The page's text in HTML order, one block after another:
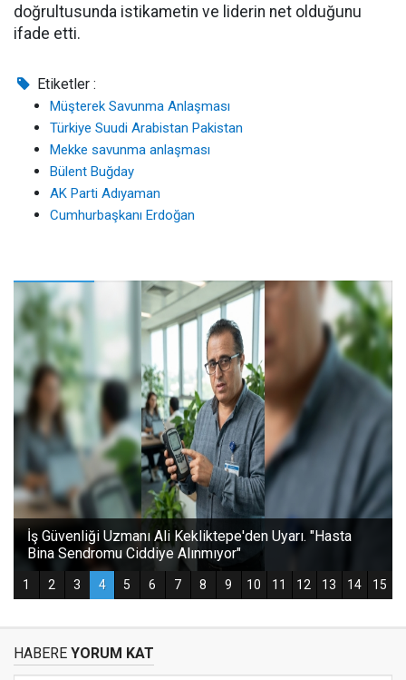
doğrultusunda istikametin ve liderin net olduğunu
ifade etti.
Etiketler :
Müşterek Savunma Anlaşması
Türkiye Suudi Arabistan Pakistan
Mekke savunma anlaşması
Bülent Buğday
AK Parti Adıyaman
Cumhurbaşkanı Erdoğan
HABERE YORUM KAT